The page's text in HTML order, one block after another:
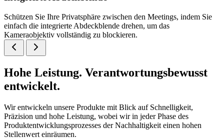
Schützen Sie Ihre Privatsphäre zwischen den Meetings, indem Sie
einfach die integrierte Abdeckblende drehen, um das
Kameraobjektiv vollständig zu blockieren.
Hohe Leistung. Verantwortungsbewusst
entwickelt.
Wir entwickeln unsere Produkte mit Blick auf Schnelligkeit,
Präzision und hohe Leistung, wobei wir in jeder Phase des
Produktentwicklungsprozesses der Nachhaltigkeit einen hohen
Stellenwert einräumen.